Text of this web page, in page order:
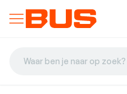
Waar ben je naar op zoek?